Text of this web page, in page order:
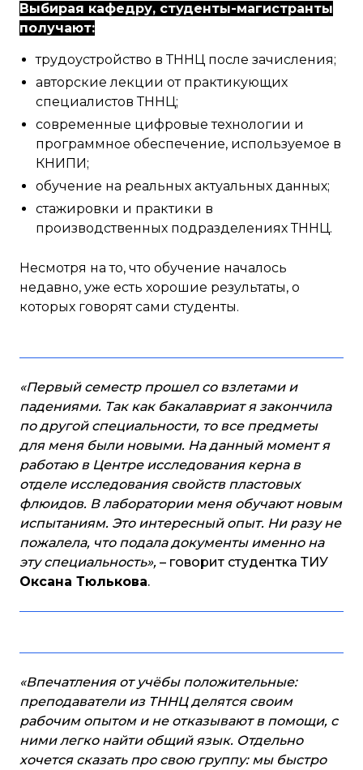
Выбирая кафедру, студенты-магистранты
получают:
трудоустройство в ТННЦ после зачисления;
авторские лекции от практикующих
специалистов ТННЦ;
современные цифровые технологии и
программное обеспечение, используемое в
КНИПИ;
обучение на реальных актуальных данных;
стажировки и практики в
производственных подразделениях ТННЦ.
Несмотря на то, что обучение началось
недавно, уже есть хорошие результаты, о
которых говорят сами студенты.
«Первый семестр прошел со взлетами и
падениями. Так как бакалавриат я закончила
по другой специальности, то все предметы
для меня были новыми. На данный момент я
работаю в Центре исследования керна в
отделе исследования свойств пластовых
флюидов. В лаборатории меня обучают новым
испытаниям. Это интересный опыт. Ни разу не
пожалела, что подала документы именно на
эту специальность», – говорит студентка ТИУ
Оксана Тюлькова.
«Впечатления от учёбы положительные:
преподаватели из ТННЦ делятся своим
рабочим опытом и не отказывают в помощи, с
ними легко найти общий язык. Отдельно
хочется сказать про свою группу: мы быстро